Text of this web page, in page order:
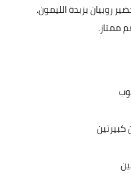
روبيان بزبدة الليمون.
ممتاز.